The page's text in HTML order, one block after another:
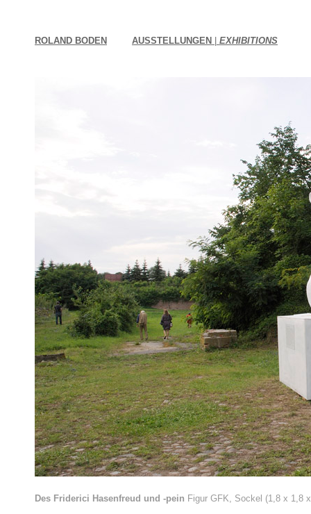
ROLAND BODEN AUSSTELLUNGEN EXHIBITIONS
Des Friderici Hasenfreud und -pein Figur GFK, Sockel (1,8 x 1,8